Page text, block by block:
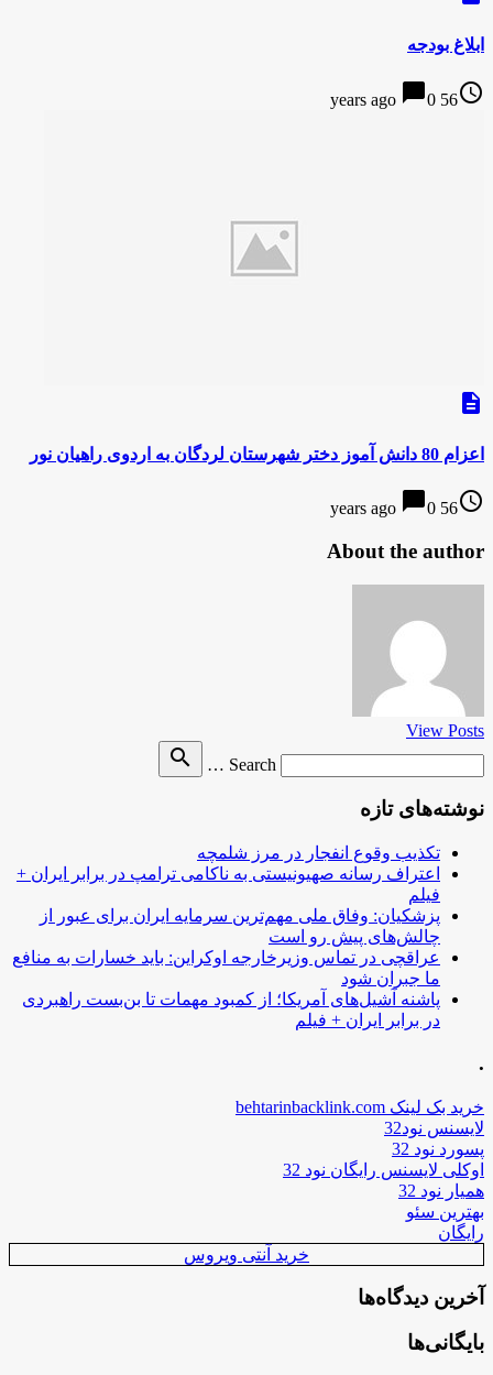
ابلاغ بودجه
access_time
56 years ago
chat_bubble0
description
اعزام 80 دانش آموز دختر شهرستان لردگان به اردوی راهیان نور
access_time
56 years ago
chat_bubble0
About the author
View Posts
Search …
search
نوشته‌های تازه
تکذیب وقوع انفجار در مرز شلمچه
اعتراف رسانه صهیونیستی به ناکامی ترامپ در برابر ایران +
فیلم
پزشکیان: وفاق ملی مهم‌ترین سرمایه ایران برای عبور از
چالش‌های پیش رو است
عراقچی در تماس وزیرخارجه اوکراین: باید خسارات به منافع
ما جبران شود
پاشنه آشیل‌های آمریکا؛ از کمبود مهمات تا بن‌بست راهبردی
در برابر ایران + فیلم
.
خرید بک لینک behtarinbacklink.com
لایسنس نود32
پسورد نود 32
اوکلی لایسنس رایگان نود 32
همیار نود 32
بهترین سئو
رایگان
خرید آنتی ویروس
آخرین دیدگاه‌ها
بایگانی‌ها